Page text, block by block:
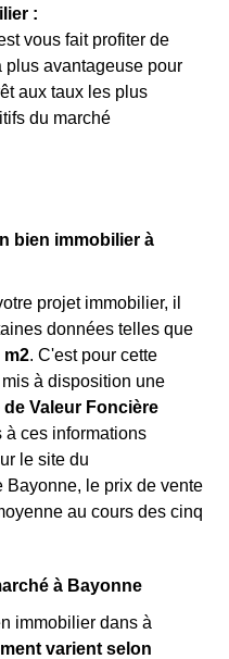
:
vous fait profiter de
plus avantageuse pour
aux taux les plus
du marché
bien immobilier à
projet immobilier, il
données telles que
m2. C'est pour cette
à disposition une
de Valeur Foncière
à ces informations
le site du
Bayonne, le prix de vente
au cours des cinq
à Bayonne
immobilier dans à
varient selon